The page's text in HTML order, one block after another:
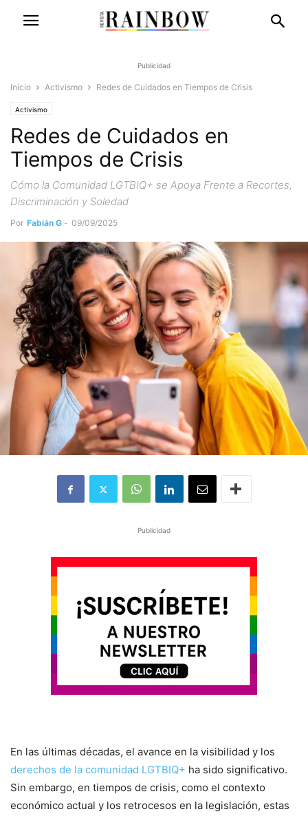
Publicidad
Inicio Activismo Redes de Cuidados en Tiempos de Crisis
Activismo
Redes de Cuidados en
Tiempos de Crisis
Cómo la Comunidad LGTBIQ+ se Apoya Frente a Recortes,
Discriminación y Soledad
Por Fabián G - 09/09/2025
Publicidad
En las últimas décadas, el avance en la visibilidad y los
derechos de la comunidad LGTBIQ+ ha sido significativo.
Sin embargo, en tiempos de crisis, como el contexto
económico actual y los retrocesos en la legislación, estas